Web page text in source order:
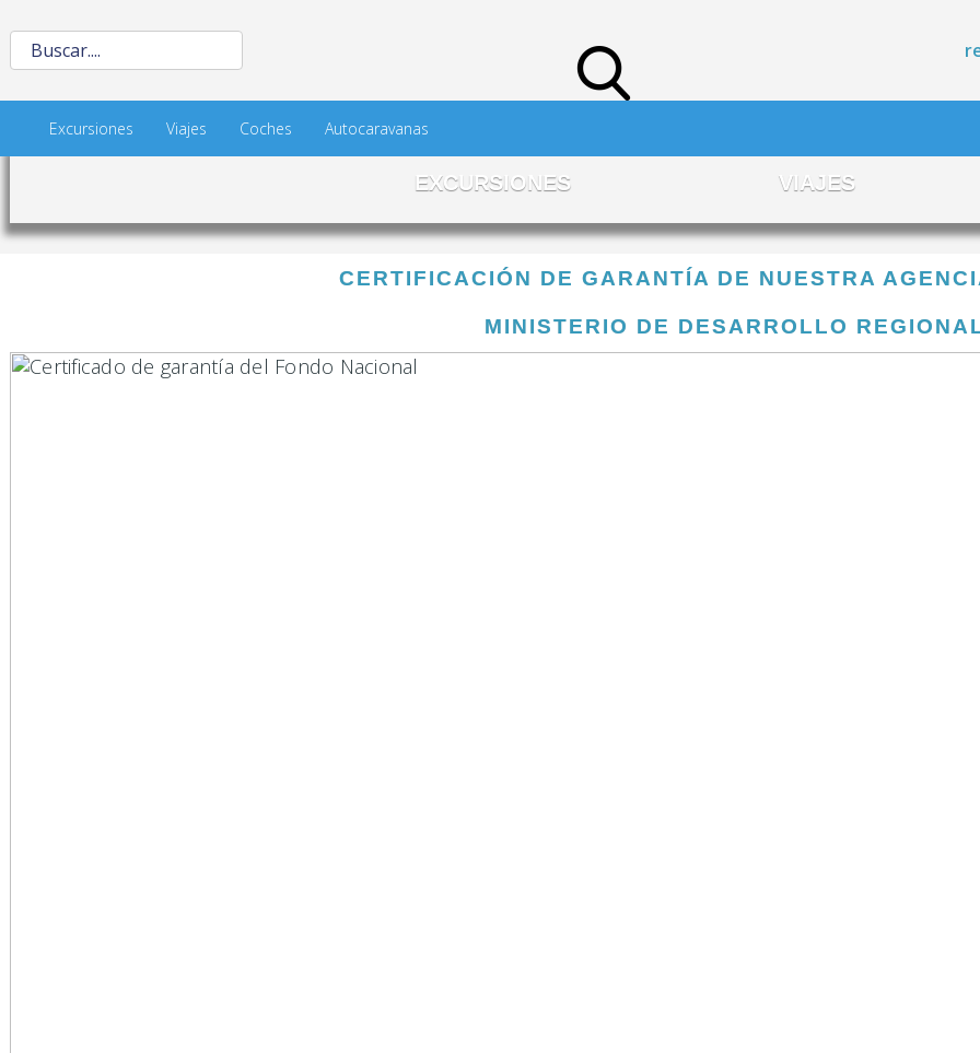
Excursiones Viajes Coches Autocaravanas
EXCURSIONES VIAJES
CERTIFICACIÓN DE GARANTÍA DE NUESTRA
MINISTERIO DE DESARROLLO